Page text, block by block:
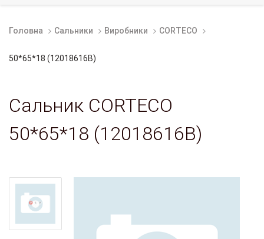
Головна Сальники Виробники CORTECO
50*65*18 (12018616B)
Сальник CORTECO
50*65*18 (12018616B)